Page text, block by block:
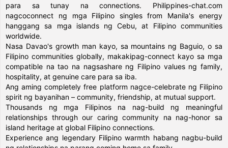
para sa tunay na connections. Philippines-chat.com
nagcoconnect ng mga Filipino singles from Manila's energy
hanggang sa mga islands ng Cebu, at Filipino communities
worldwide.
Nasa Davao's growth man kayo, sa mountains ng Baguio, o sa
Filipino communities globally, makakipag-connect kayo sa mga
compatible na tao na nagsashare ng Filipino values ng family,
hospitality, at genuine care para sa iba.
Ang aming completely free platform nagce-celebrate ng Filipino
spirit ng bayanihan – community, friendship, at mutual support.
Thousands ng mga Filipinos na nag-build ng meaningful
relationships through our caring community na nag-honor sa
island heritage at global Filipino connections.
Experience ang legendary Filipino warmth habang nagbu-build